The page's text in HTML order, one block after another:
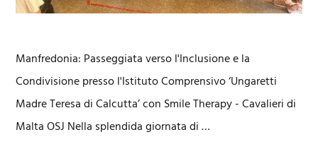
Manfredonia: Passeggiata verso l'Inclusione e la
Condivisione presso l'Istituto Comprensivo ‘Ungaretti
Madre Teresa di Calcutta’ con Smile Therapy - Cavalieri di
Malta OSJ Nella splendida giornata di …